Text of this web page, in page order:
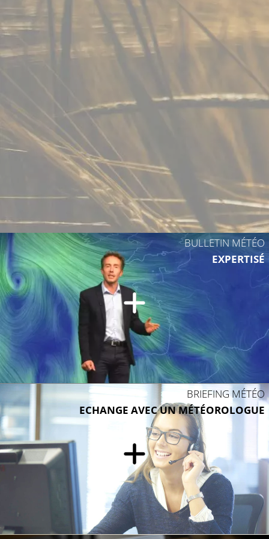
16°C
18°C
18°C
BULLETIN MÉTÉO
EXPERTISÉ
BRIEFING MÉTÉO
ECHANGE AVEC UN MÉTÉOROLOGUE